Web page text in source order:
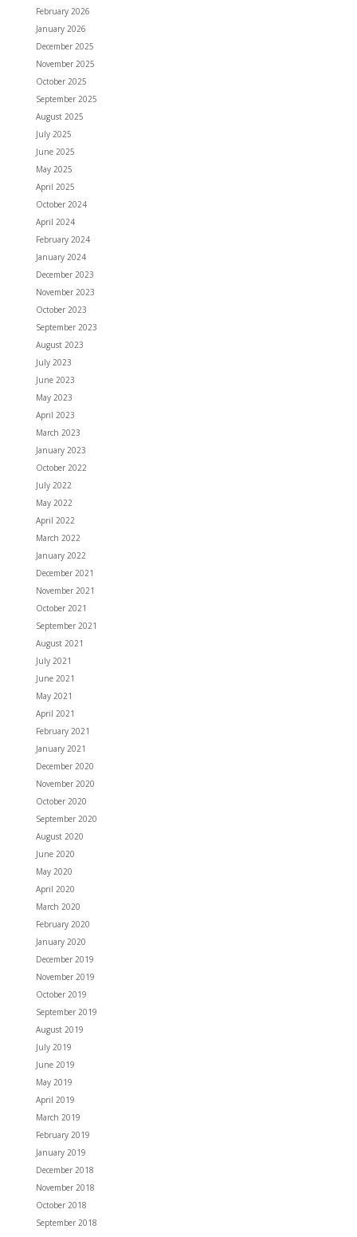
February 2026
January 2026
December 2025
November 2025
October 2025
September 2025
August 2025
July 2025
June 2025
May 2025
April 2025
October 2024
April 2024
February 2024
January 2024
December 2023
November 2023
October 2023
September 2023
August 2023
July 2023
June 2023
May 2023
April 2023
March 2023
January 2023
October 2022
July 2022
May 2022
April 2022
March 2022
January 2022
December 2021
November 2021
October 2021
September 2021
August 2021
July 2021
June 2021
May 2021
April 2021
February 2021
January 2021
December 2020
November 2020
October 2020
September 2020
August 2020
June 2020
May 2020
April 2020
March 2020
February 2020
January 2020
December 2019
November 2019
October 2019
September 2019
August 2019
July 2019
June 2019
May 2019
April 2019
March 2019
February 2019
January 2019
December 2018
November 2018
October 2018
September 2018